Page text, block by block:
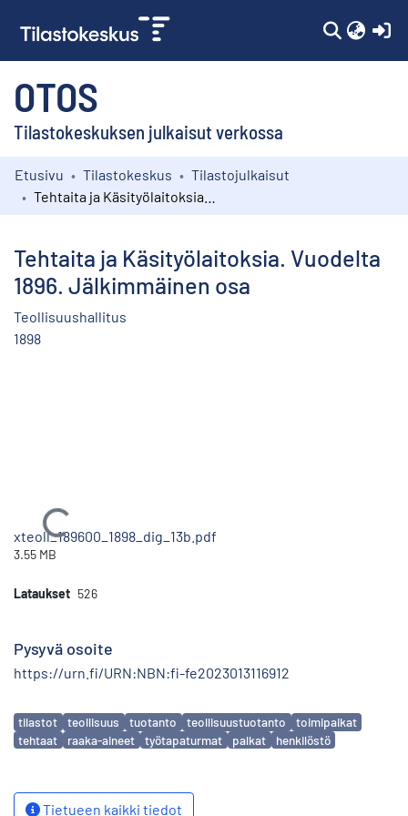
OTOS
Tilastokeskuksen julkaisut verkossa
Kokoelmat
Etusivu Tilastokeskus
Tilastojulkaisut
Tehtaita ja Käsityölaitoksia. Vuodelta
1896. Jälkimmäinen osa
Teollisuushallitus
1898
Ladataan...
xteoll_189600_1898_dig_13b.pdf
3.55 MB
Lataukset 526
Pysyvä osoite
https://urn.fi/URN:NBN:fi-fe2023013116912
Avainsanat
tilastot teollisuus tuotanto teollisuustuotanto
toimipaikat
tehtaat
raaka-aineet työtapaturmat palkat henkilöstö
Tietueen kaikki tiedot